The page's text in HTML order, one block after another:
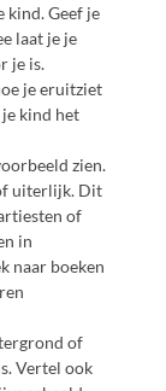
kind. Geef je
laat je je
je is.
je eruitziet
je kind het
zien.
uiterlijk. Dit
of
in
naar boeken
of
Vertel ook